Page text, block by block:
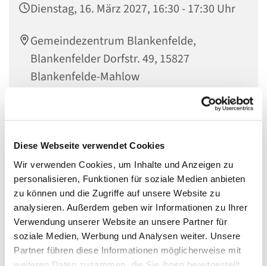
Diese Webseite verwendet Cookies
Wir verwenden Cookies, um Inhalte und Anzeigen zu
personalisieren, Funktionen für soziale Medien anbieten
zu können und die Zugriffe auf unsere Website zu
analysieren. Außerdem geben wir Informationen zu Ihrer
Verwendung unserer Website an unsere Partner für
soziale Medien, Werbung und Analysen weiter. Unsere
Partner führen diese Informationen möglicherweise mit
Dienstag, 16. März 2027, 16:30 - 17:30 Uhr
Gemeindezentrum Blankenfelde,
Blankenfelder Dorfstr. 49, 15827
Blankenfelde-Mahlow
Regenbogenfische,
Ein herzlich Willkommen an alle alten und neuen
Grundschulkinder, die Lust darauf haben zusammen mit
anderen Kindern Gottes Welt zu entdecken! Das könnt ihr
hier bei uns im Evangelischen Gemeindezentrum
Blankenfelde. Es wird gespielt, gebastelt, getrommelt und
gesungen. Wir bereiten Feste vor und nehmen uns Zeit
zum Nachdenken.